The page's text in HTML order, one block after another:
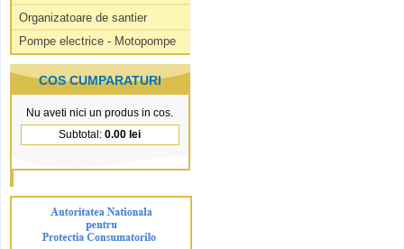
Organizatoare de santier
Pompe electrice - Motopompe
COS CUMPARATURI
Nu aveti nici un produs in cos.
Subtotal: 0.00 lei